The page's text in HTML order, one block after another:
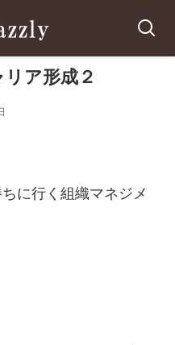
ア形成２
に行く組織マネジメ